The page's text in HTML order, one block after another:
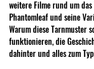
weitere Filme rund um das
Phantomleaf und seine
Warum diese Tarnmuster
funktionieren, die
dahinter und alles zum